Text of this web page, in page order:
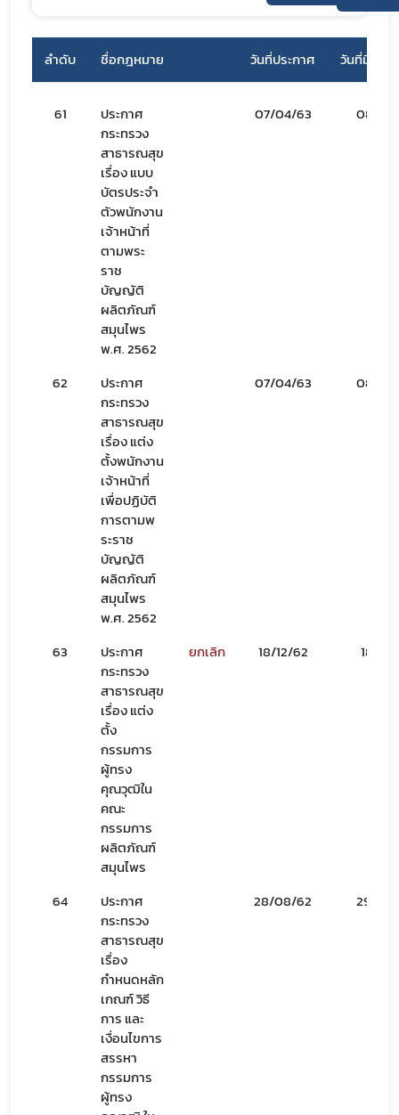
ลำดับ ชื่อกฎหมาย วันที่ประกาศ วันที่มีผลบั
61
ประกาศ
กระทรวง
สาธารณสุข
เรื่อง แบบ
บัตรประจำ
ตัวพนักงาน
เจ้าหน้าที่
ตามพระ
ราช
บัญญัติ
ผลิตภัณฑ์
สมุนไพร
พ.ศ. 2562
07/04/63 08/
62
ประกาศ
กระทรวง
สาธารณสุข
เรื่อง แต่ง
ตั้งพนักงาน
เจ้าหน้าที่
เพื่อปฏิบัติ
การตามพ
ระราช
บัญญัติ
ผลิตภัณฑ์
สมุนไพร
พ.ศ. 2562
07/04/63 08/
63
ประกาศ
กระทรวง
สาธารณสุข
เรื่อง แต่ง
ตั้ง
กรรมการ
ผู้ทรง
คุณวุฒิใน
คณะ
กรรมการ
ผลิตภัณฑ์
สมุนไพร
ยกเลิก 18/12/62 18/
64
ประกาศ
กระทรวง
สาธารณสุข
เรื่อง
กำหนดหลัก
เกณฑ์ วิธี
การ และ
เงื่อนไขการ
สรรหา
กรรมการ
ผู้ทรง
28/08/62 29/
Subscribe
เลือกหัวข้อที่ท่านต้องการ Subscribe
สมุนไพรใหม่
โควิด